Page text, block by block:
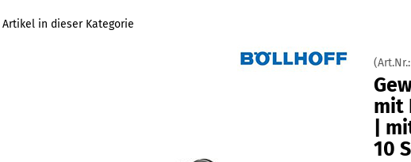
Konto erstellen
Passwort
Artikel in dieser Kategorie
(Art.Nr.:
mit
|
10